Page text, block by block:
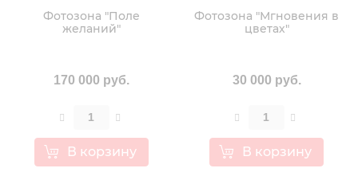
Фотозона "Поле
желаний"
170 000 руб.
В корзину
Фотозона "Мгновения в
цветах"
30 000 руб.
В корзину